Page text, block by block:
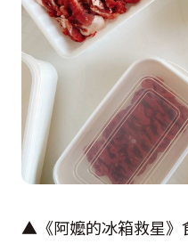
▲《阿嬤的冰箱救星》